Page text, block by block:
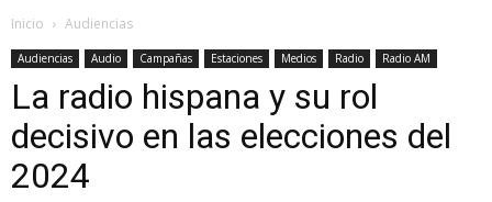
Inicio Audiencias
Audiencias Audio Campañas Estaciones Medios Radio Radio AM
La radio hispana y su rol
decisivo en las elecciones del
2024